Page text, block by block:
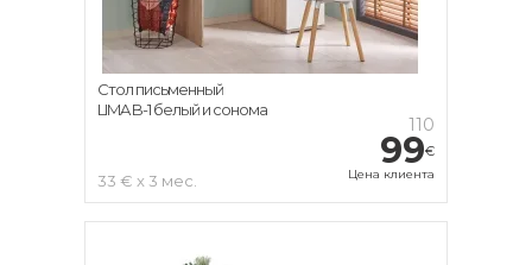
110
99€
Цена клиента
33 € x 3 мес.
Стол письменный
LIMA B-1 белый и сонома